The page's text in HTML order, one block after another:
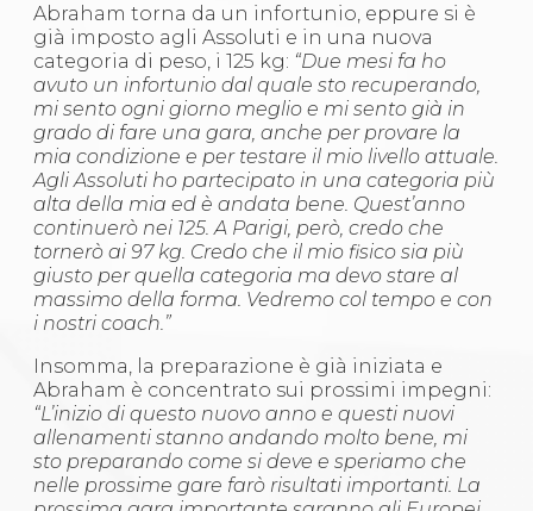
Abraham torna da un infortunio, eppure si è
già imposto agli Assoluti e in una nuova
categoria di peso, i 125 kg: “Due mesi fa ho
avuto un infortunio dal quale sto recuperando,
mi sento ogni giorno meglio e mi sento già in
grado di fare una gara, anche per provare la
mia condizione e per testare il mio livello attuale.
Agli Assoluti ho partecipato in una categoria più
alta della mia ed è andata bene. Quest’anno
continuerò nei 125. A Parigi, però, credo che
tornerò ai 97 kg. Credo che il mio fisico sia più
giusto per quella categoria ma devo stare al
massimo della forma. Vedremo col tempo e con
i nostri coach.”
Insomma, la preparazione è già iniziata e
Abraham è concentrato sui prossimi impegni:
“L’inizio di questo nuovo anno e questi nuovi
allenamenti stanno andando molto bene, mi
sto preparando come si deve e speriamo che
nelle prossime gare farò risultati importanti. La